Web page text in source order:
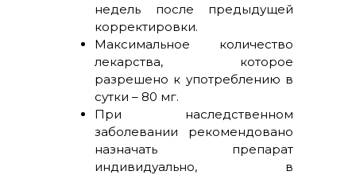
недель после предыдущей
корректировки.
Максимальное количество
лекарства, которое
разрешено к употреблению в
сутки – 80 мг.
При наследственном
заболевании рекомендовано
назначать препарат
индивидуально, в